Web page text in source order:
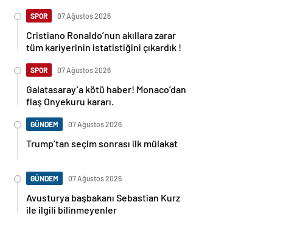
SPOR 07 Ağustos 2026
Cristiano Ronaldo’nun akıllara zarar
tüm kariyerinin istatistiğini çıkardık !
SPOR 07 Ağustos 2026
Galatasaray’a kötü haber! Monaco’dan
flaş Onyekuru kararı.
GÜNDEM 07 Ağustos 2026
Trump’tan seçim sonrası ilk mülakat
GÜNDEM 07 Ağustos 2026
Avusturya başbakanı Sebastian Kurz
ile ilgili bilinmeyenler